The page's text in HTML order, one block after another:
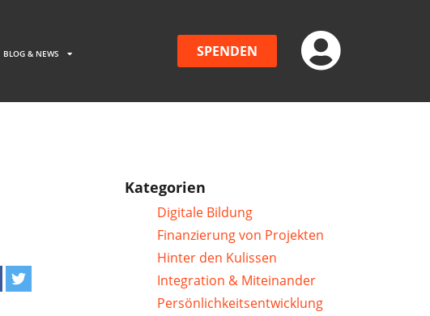
BLOG & NEWS SPENDEN
Kategorien
Digitale Bildung
Finanzierung von Projekten
Hinter den Kulissen
Integration & Miteinander
Persönlichkeitsentwicklung